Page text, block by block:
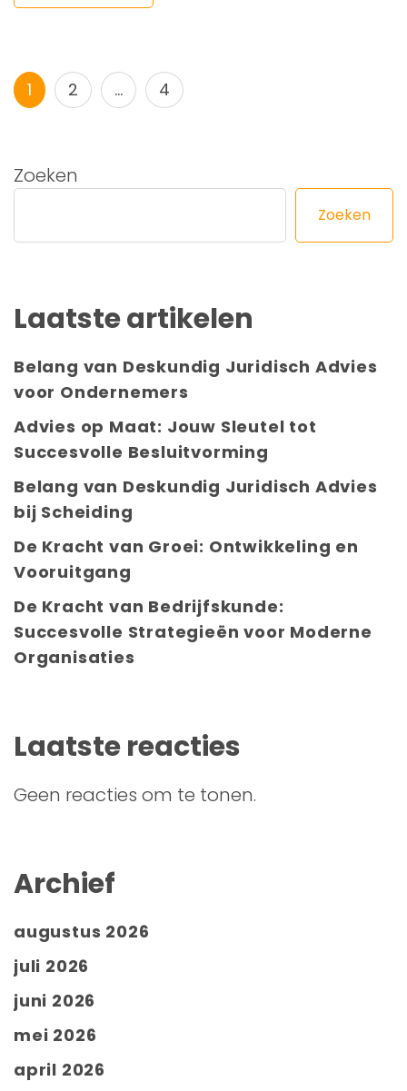
Berichtnavigatie
Pagina
1 Pagina
2 … Pagina
4
Zoeken
Zoeken
Laatste artikelen
Belang van Deskundig Juridisch Advies
voor Ondernemers
Advies op Maat: Jouw Sleutel tot
Succesvolle Besluitvorming
Belang van Deskundig Juridisch Advies
bij Scheiding
De Kracht van Groei: Ontwikkeling en
Vooruitgang
De Kracht van Bedrijfskunde:
Succesvolle Strategieën voor Moderne
Organisaties
Laatste reacties
Geen reacties om te tonen.
Archief
augustus 2026
juli 2026
juni 2026
mei 2026
april 2026